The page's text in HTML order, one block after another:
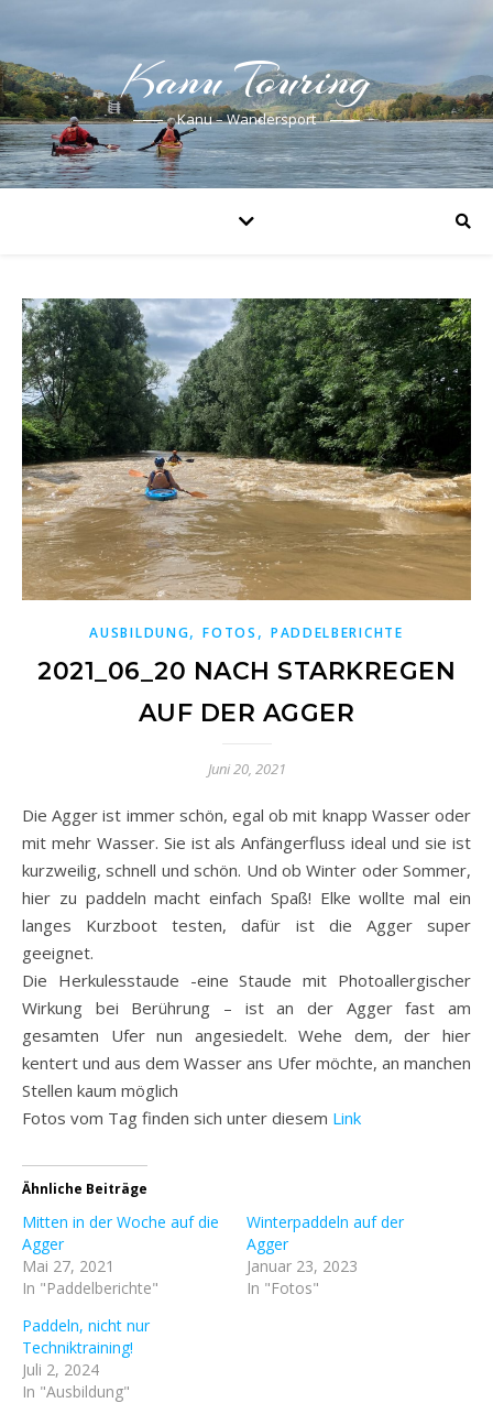
Kanu Touring
Kanu – Wandersport
AUSBILDUNG,FOTOS , PADDELBERICHTE
2021_06_20 NACH STARKREGEN
AUF DER AGGER
Juni 20, 2021
Die Agger ist immer schön, egal ob mit knapp Wasser oder
mit mehr Wasser. Sie ist als Anfängerfluss ideal und sie ist
kurzweilig, schnell und schön. Und ob Winter oder Sommer,
hier zu paddeln macht einfach Spaß! Elke wollte mal ein
langes Kurzboot testen, dafür ist die Agger super
geeignet.
Die Herkulesstaude -eine Staude mit Photoallergischer
Wirkung bei Berührung – ist an der Agger fast am
gesamten Ufer nun angesiedelt. Wehe dem, der hier
kentert und aus dem Wasser ans Ufer möchte, an manchen
Stellen kaum möglich
Fotos vom Tag finden sich unter diesem Link
Ähnliche Beiträge
Mitten in der Woche auf die
Agger
Mai 27, 2021
In "Paddelberichte"
Winterpaddeln auf der
Agger
Januar 23, 2023
In "Fotos"
Paddeln, nicht nur
Techniktraining!
Juli 2, 2024
In "Ausbildung"